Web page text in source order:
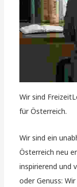
Wir sind
für Österreich.
Wir sind ein
Österreich neu
inspirierend und
oder Genuss: